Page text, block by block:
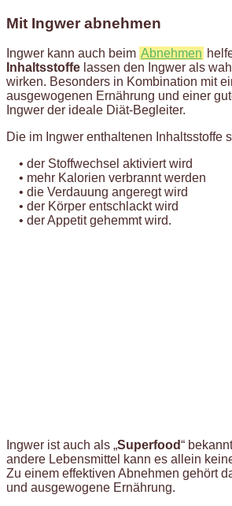
Mit Ingwer abnehmen
Ingwer kann auch beim Abnehmen
Inhaltsstoffe lassen den Ingwer als
wirken. Besonders in Kombination mit
ausgewogenen Ernährung und einer
Ingwer der ideale Diät-Begleiter.
Die im Ingwer enthaltenen Inhaltsstoffe
• der Stoffwechsel aktiviert wird
• mehr Kalorien verbrannt werden
• die Verdauung angeregt wird
• der Körper entschlackt wird
• der Appetit gehemmt wird.
Ingwer ist auch als „Superfood“
andere Lebensmittel kann es allein
Zu einem effektiven Abnehmen gehört
und ausgewogene Ernährung.